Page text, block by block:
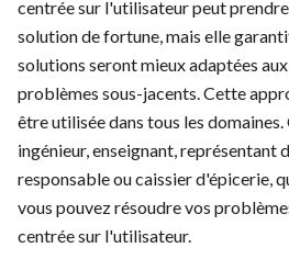
centrée sur l'utilisateur peut
solution de fortune, mais elle
solutions seront mieux adaptées
problèmes sous-jacents. Cette
être utilisée dans tous les domaines.
ingénieur, enseignant, représentant
responsable ou caissier d'épicerie,
vous pouvez résoudre vos
centrée sur l'utilisateur.